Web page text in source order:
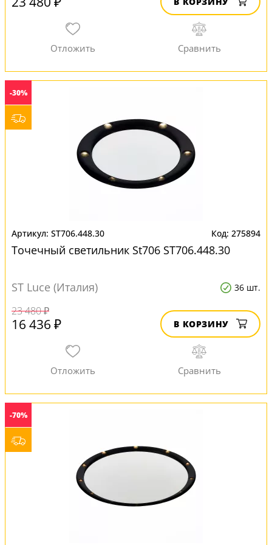
-30%
ST706.448.30 275894
Точечный светильник St706 ST706.448.30
ST Luce (Италия) 36 шт.
23 480 ₽
16 436 ₽ В КОРЗИНУ
-70%